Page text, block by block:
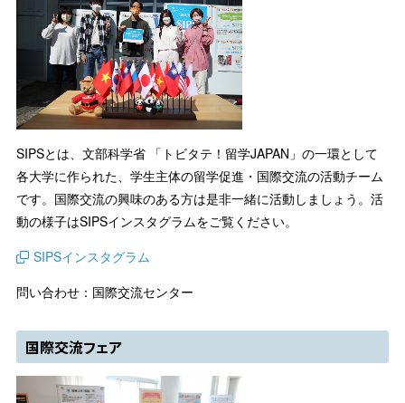
SIPSとは、文部科学省 「トビタテ！留学JAPAN」の一環として
各大学に作られた、学生主体の留学促進・国際交流の活動チーム
です。国際交流の興味のある方は是非一緒に活動しましょう。活
動の様子はSIPSインスタグラムをご覧ください。
SIPSインスタグラム
問い合わせ：国際交流センター
国際交流フェア